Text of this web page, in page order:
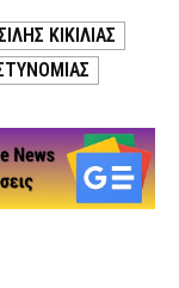
ΚΙΚΙΛΙΑΣ